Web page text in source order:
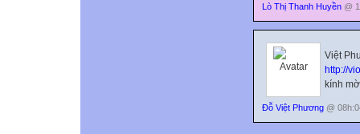
Lò Thị Thanh Huyền @
Việt
http://
kính
Đỗ Việt Phương @